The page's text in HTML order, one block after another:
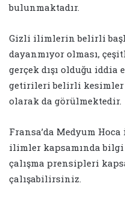
bulunmaktadır.
Gizli ilimlerin belirli
dayanmıyor olması,
gerçek dışı olduğu
getirileri belirli kesimler
olarak da görülmektedir.
Fransa’da Medyum
ilimler kapsamında
çalışma prensipleri
çalışabilirsiniz.